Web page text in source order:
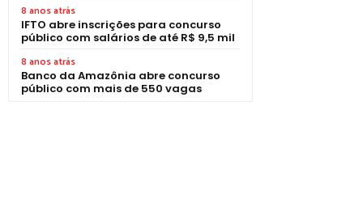
8 anos atrás
IFTO abre inscrições para concurso
público com salários de até R$ 9,5 mil
8 anos atrás
Banco da Amazônia abre concurso
público com mais de 550 vagas